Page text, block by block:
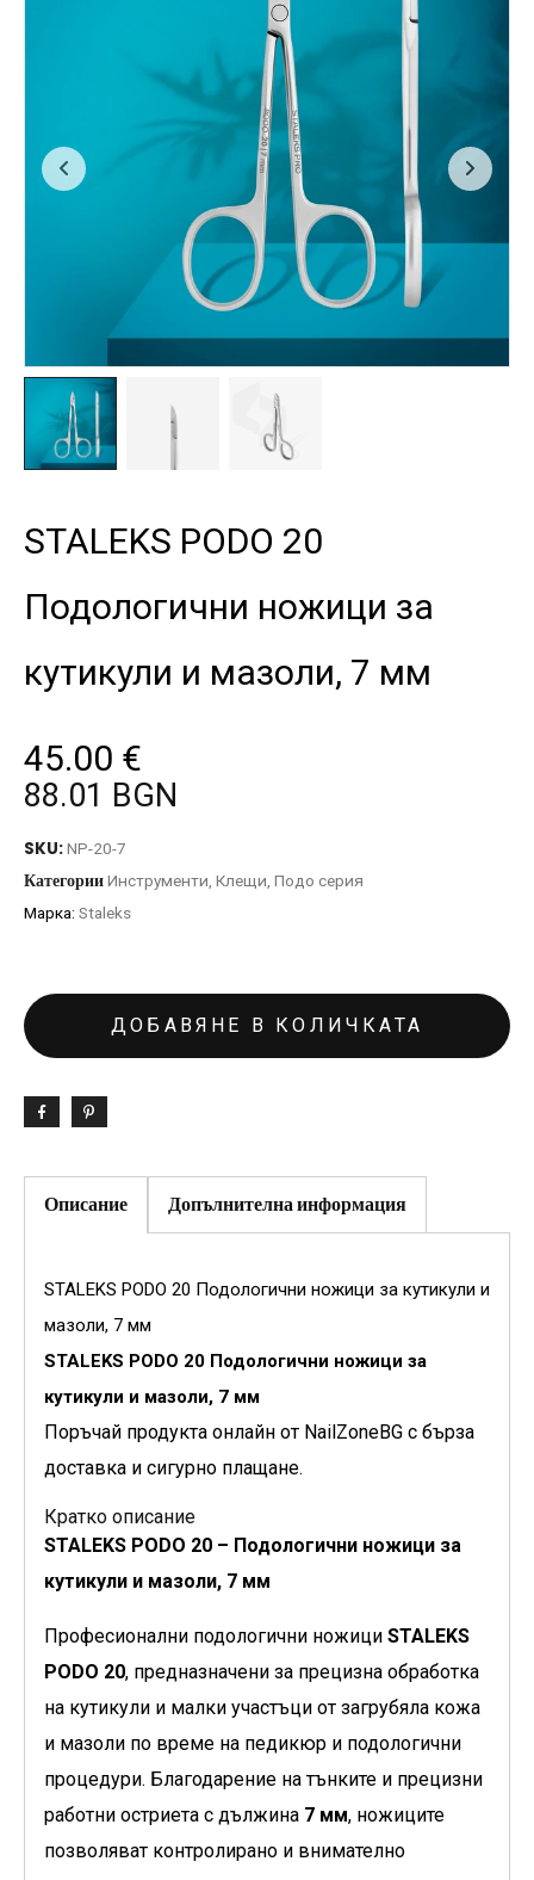
STALEKS PODO 20
Подологични ножици за
кутикули и мазоли, 7 мм
45.00 €
88.01 BGN
SKU:NP-20-7
КатегорииИнструменти Клещи Подо серия
Марка: Staleks
ДОБАВЯНЕ В КОЛИЧКАТА
Описание Допълнителна информация
STALEKS PODO 20 Подологични ножици за кутикули и
мазоли, 7 мм
STALEKS PODO 20 Подологични ножици за
кутикули и мазоли, 7 мм
Поръчай продукта онлайн от NailZoneBG с бърза
доставка и сигурно плащане.
Кратко описание
STALEKS PODO 20 – Подологични ножици за
кутикули и мазоли, 7 мм
Професионални подологични ножици STALEKS
PODO 20, предназначени за прецизна обработка
на кутикули и малки участъци от загрубяла кожа
и мазоли по време на педикюр и подологични
процедури. Благодарение на тънките и прецизни
работни остриета с дължина 7 мм, ножиците
позволяват контролирано и внимателно